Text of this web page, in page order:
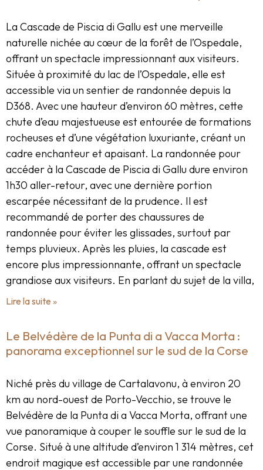
La Cascade de Piscia di Gallu est une merveille
naturelle nichée au cœur de la forêt de l’Ospedale,
offrant un spectacle impressionnant aux visiteurs.
Située à proximité du lac de l’Ospedale, elle est
accessible via un sentier de randonnée depuis la
D368. Avec une hauteur d’environ 60 mètres, cette
chute d’eau majestueuse est entourée de formations
rocheuses et d’une végétation luxuriante, créant un
cadre enchanteur et apaisant. La randonnée pour
accéder à la Cascade de Piscia di Gallu dure environ
1h30 aller-retour, avec une dernière portion
escarpée nécessitant de la prudence. Il est
recommandé de porter des chaussures de
randonnée pour éviter les glissades, surtout par
temps pluvieux. Après les pluies, la cascade est
encore plus impressionnante, offrant un spectacle
grandiose aux visiteurs. En parlant du sujet de la villa,
Lire la suite »
Le Belvédère de la Punta di a Vacca Morta :
panorama exceptionnel sur le sud de la Corse
Niché près du village de Cartalavonu, à environ 20
km au nord-ouest de Porto-Vecchio, se trouve le
Belvédère de la Punta di a Vacca Morta, offrant une
vue panoramique à couper le souffle sur le sud de la
Corse. Situé à une altitude d’environ 1 314 mètres, cet
endroit magique est accessible par une randonnée